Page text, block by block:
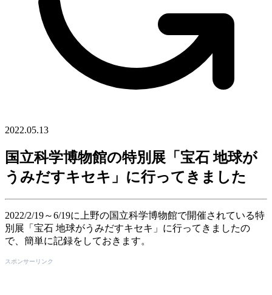
2022.05.13
国立科学博物館の特別展「宝石 地球が
うみだすキセキ」に行ってきました
2022/2/19～6/19に上野の国立科学博物館で開催されている特
別展「宝石 地球がうみだすキセキ」に行ってきましたの
で、簡単に記録をしておきます。
スポンサーリンク